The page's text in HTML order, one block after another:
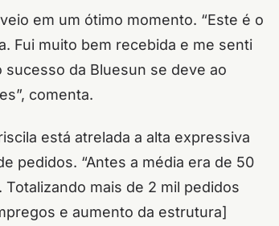
em um ótimo momento. “Este é o
Fui muito bem recebida e me senti
da Bluesun se deve ao
comenta.
está atrelada a alta expressiva
pedidos. “Antes a média era de 50
mais de 2 mil pedidos
e aumento da estrutura]